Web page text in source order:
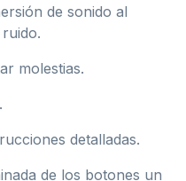
de sonido al
molestias.
detalladas.
de los botones un